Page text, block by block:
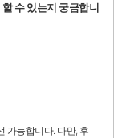
수 있는지 궁금합니
가능합니다. 다만, 후